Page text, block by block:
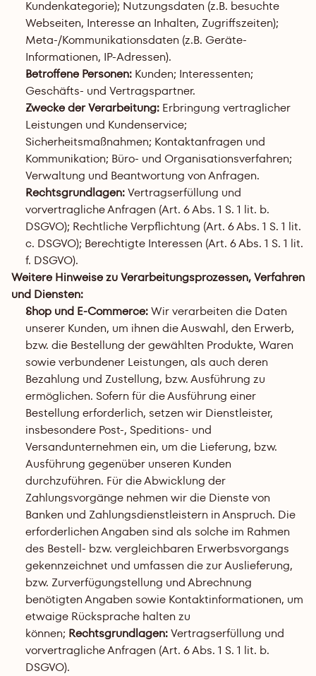
Kundenkategorie); Nutzungsdaten (z.B. besuchte
Webseiten, Interesse an Inhalten, Zugriffszeiten);
Meta-/Kommunikationsdaten (z.B. Geräte-
Informationen, IP-Adressen).
Betroffene Personen: Kunden; Interessenten;
Geschäfts- und Vertragspartner.
Zwecke der Verarbeitung: Erbringung vertraglicher
Leistungen und Kundenservice;
Sicherheitsmaßnahmen; Kontaktanfragen und
Kommunikation; Büro- und Organisationsverfahren;
Verwaltung und Beantwortung von Anfragen.
Rechtsgrundlagen: Vertragserfüllung und
vorvertragliche Anfragen (Art. 6 Abs. 1 S. 1 lit. b.
DSGVO); Rechtliche Verpflichtung (Art. 6 Abs. 1 S. 1 lit.
c. DSGVO); Berechtigte Interessen (Art. 6 Abs. 1 S. 1 lit.
f. DSGVO).
Weitere Hinweise zu Verarbeitungsprozessen, Verfahren
und Diensten:
Shop und E-Commerce: Wir verarbeiten die Daten
unserer Kunden, um ihnen die Auswahl, den Erwerb,
bzw. die Bestellung der gewählten Produkte, Waren
sowie verbundener Leistungen, als auch deren
Bezahlung und Zustellung, bzw. Ausführung zu
ermöglichen. Sofern für die Ausführung einer
Bestellung erforderlich, setzen wir Dienstleister,
insbesondere Post-, Speditions- und
Versandunternehmen ein, um die Lieferung, bzw.
Ausführung gegenüber unseren Kunden
durchzuführen. Für die Abwicklung der
Zahlungsvorgänge nehmen wir die Dienste von
Banken und Zahlungsdienstleistern in Anspruch. Die
erforderlichen Angaben sind als solche im Rahmen
des Bestell- bzw. vergleichbaren Erwerbsvorgangs
gekennzeichnet und umfassen die zur Auslieferung,
bzw. Zurverfügungstellung und Abrechnung
benötigten Angaben sowie Kontaktinformationen, um
etwaige Rücksprache halten zu
können; Rechtsgrundlagen: Vertragserfüllung und
vorvertragliche Anfragen (Art. 6 Abs. 1 S. 1 lit. b.
DSGVO).